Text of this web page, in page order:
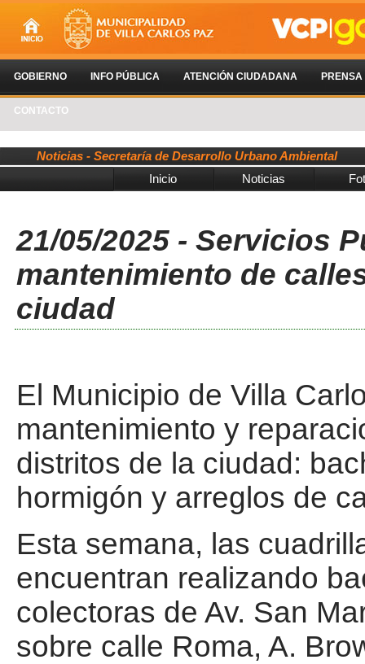
GOBIERNO INFO PÚBLICA ATENCIÓN CIUDADANA PRENSA
CONTACTO
Noticias - Secretaría de Desarrollo Urbano Ambiental
Inicio
Noticias
21/05/2025 - Servicios
mantenimiento de
ciudad
El Municipio de Villa
mantenimiento y
distritos de la ciudad:
hormigón y arreglos de
Esta semana, las
encuentran realizando
colectoras de Av. San
sobre calle Roma, A.